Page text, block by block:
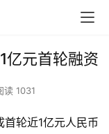
亿元首轮融资
读 1031
轮近1亿元人民币